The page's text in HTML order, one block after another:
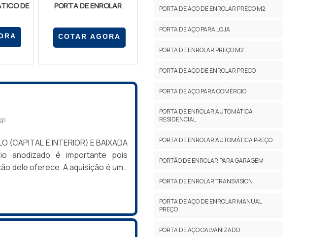
DE
PORTA DE ENROLAR
COTAR AGORA
(CAPITAL E INTERIOR) E BAIXADA
anodizado é importante pois
dele oferece. A aquisição é uma
modelos e dimensões.Por ser
que aumenta a durabilidade
o portão tem uma vida útil
PORTA DE AÇO DE ENROLAR PREÇO M2
PORTA DE AÇO PARA LOJA
PORTA DE ENROLAR PREÇO M2
PORTA DE AÇO DE ENROLAR PREÇO
PORTA DE AÇO PARA COMÉRCIO
PORTA DE ENROLAR AUTOMÁTICA
RESIDENCIAL
PORTA DE ENROLAR AUTOMÁTICA PREÇO
PORTÃO DE ENROLAR PARA GARAGEM
PORTA DE ENROLAR TRANSVISION
PORTA DE AÇO DE ENROLAR MANUAL
PREÇO
PORTA DE AÇO GALVANIZADO